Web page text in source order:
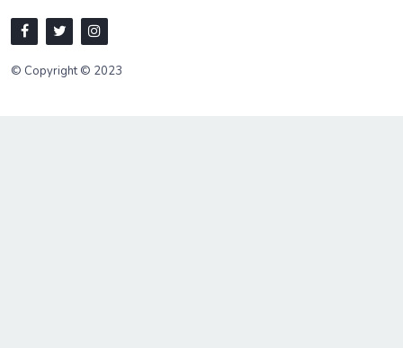
© Copyright © 2023